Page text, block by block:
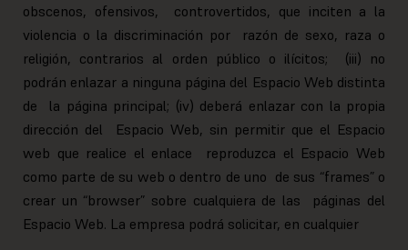
obscenos, ofensivos, controvertidos, que inciten a la
violencia o la discriminación por razón de sexo, raza o
religión, contrarios al orden público o ilícitos; (iii) no
podrán enlazar a ninguna página del Espacio Web distinta
de la página principal; (iv) deberá enlazar con la propia
dirección del Espacio Web, sin permitir que el Espacio
web que realice el enlace reproduzca el Espacio Web
como parte de su web o dentro de uno de sus “frames” o
crear un “browser” sobre cualquiera de las páginas del
Espacio Web. La empresa podrá solicitar, en cualquier